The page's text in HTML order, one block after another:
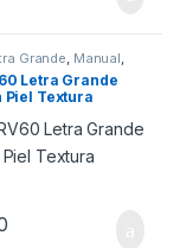
Grande, Manual,
Años
Letra Grande
Piel Textura